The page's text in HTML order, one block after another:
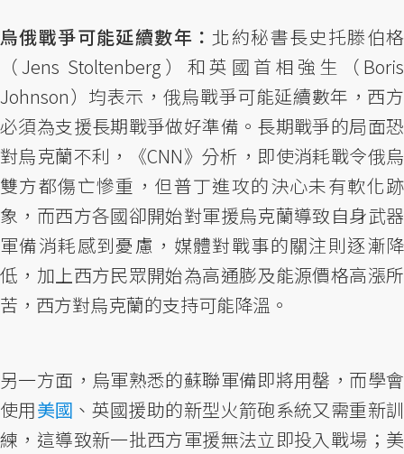
烏俄戰爭可能延續數年： 北約秘書長史托滕伯格
（Jens Stoltenberg）和英國首相強生（Boris
Johnson）均表示，俄烏戰爭可能延續數年，西方
必須為支援長期戰爭做好準備。長期戰爭的局面恐
對烏克蘭不利，《CNN》分析，即使消耗戰令俄烏
雙方都傷亡慘重，但普丁進攻的決心未有軟化跡
象，而西方各國卻開始對軍援烏克蘭導致自身武器
軍備消耗感到憂慮，媒體對戰事的關注則逐漸降
低，加上西方民眾開始為高通膨及能源價格高漲所
苦，西方對烏克蘭的支持可能降溫。
另一方面，烏軍熟悉的蘇聯軍備即將用罄，而學會
使用美國 、英國援助的新型火箭砲系統又需重新訓
練，這導致新一批西方軍援無法立即投入戰場；美